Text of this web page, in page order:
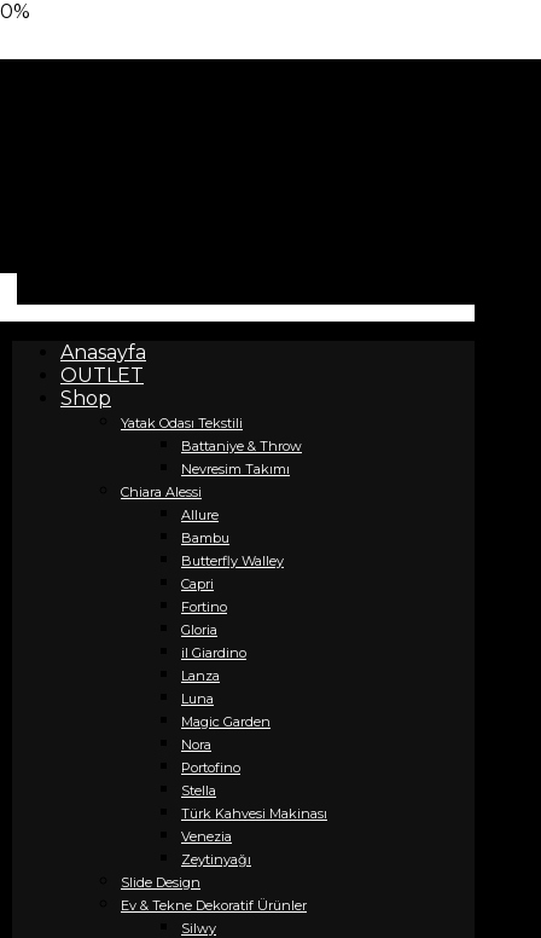
0%
Anasayfa
OUTLET
Shop
Yatak Odası Tekstili
Battaniye & Throw
Nevresim Takımı
Chiara Alessi
Allure
Bambu
Butterfly Walley
Capri
Fortino
Gloria
il Giardino
Lanza
Luna
Magic Garden
Nora
Portofino
Stella
Türk Kahvesi Makinası
Venezia
Zeytinyağı
Slide Design
Ev & Tekne Dekoratif Ürünler
Silwy